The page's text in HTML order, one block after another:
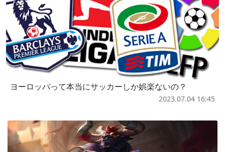
ヨーロッパって本当にサッカーしか娯楽ないの？
2023.07.04 16:45